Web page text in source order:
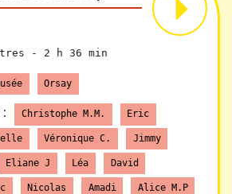
- 2 h 36 min
Orsay
Christophe M.M. Eric
Véronique C. Jimmy
Eliane J Léa David
Nicolas Amadi Alice M.P